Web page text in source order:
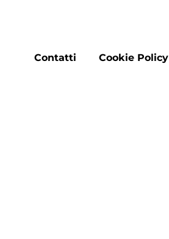
Footer
Contatti Cookie Policy